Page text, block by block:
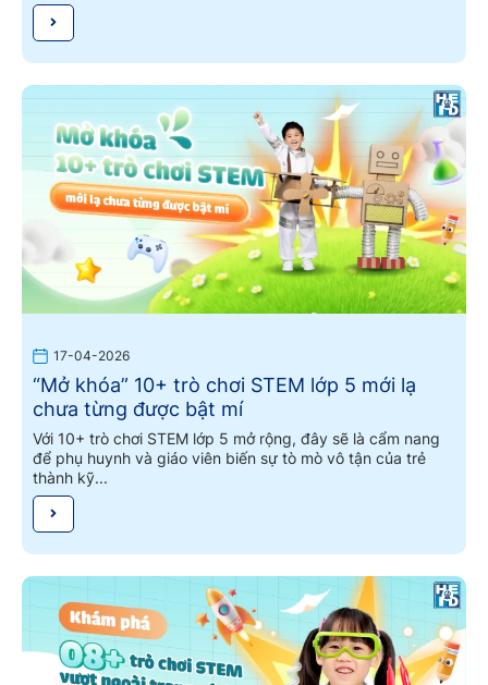
17-04-2026
“Mở khóa” 10+ trò chơi STEM lớp 5 mới lạ
chưa từng được bật mí
Với 10+ trò chơi STEM lớp 5 mở rộng, đây sẽ là cẩm nang
để phụ huynh và giáo viên biến sự tò mò vô tận của trẻ
thành kỹ...